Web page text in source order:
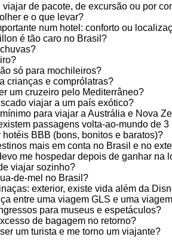
viajar de pacote, de excursão ou por
e o que levar?
num hotel: conforto ou
é tão caro no Brasil?
só para mochileiros?
crianças e comprólatras?
um cruzeiro pelo Mediterrâneo?
viajar a um país exótico?
para viajar a Austrália e Nova
passagens volta-ao-mundo de
BBB (bons, bonitos e baratos)?
mais em conta no Brasil e no
me hospedar depois de ganhar na
viajar sozinho?
de-mel no Brasil?
exterior, existe vida além da
entre uma viagem GLS e uma
para museus e espetáculos?
de bagagem no retorno?
um turista e me torno um viajante?